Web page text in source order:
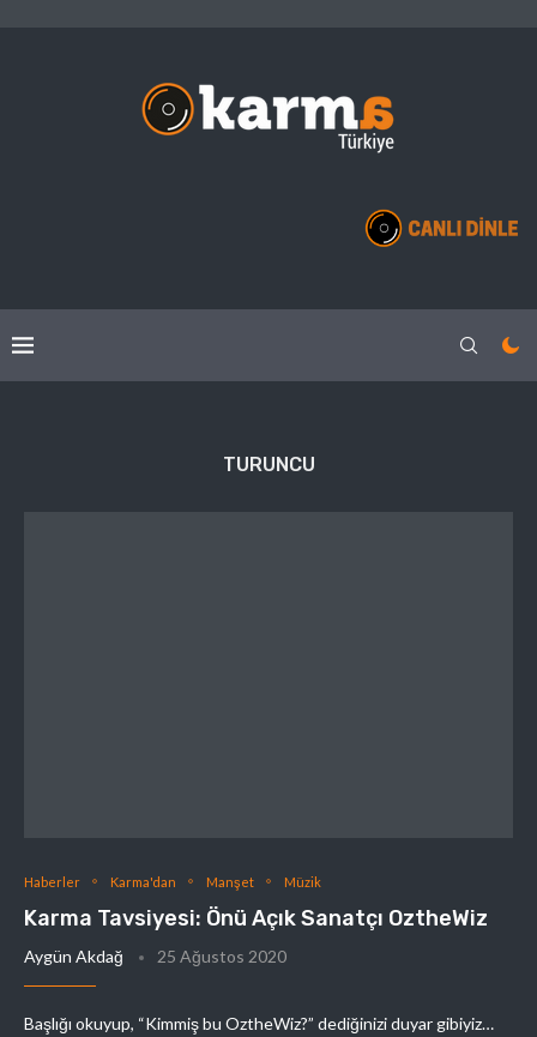
TURUNCU
Haberler Karma'dan Manşet Müzik
Karma Tavsiyesi: Önü Açık Sanatçı OztheWiz
Aygün Akdağ 25 Ağustos 2020
Başlığı okuyup, “Kimmiş bu OztheWiz?” dediğinizi duyar gibiyiz…